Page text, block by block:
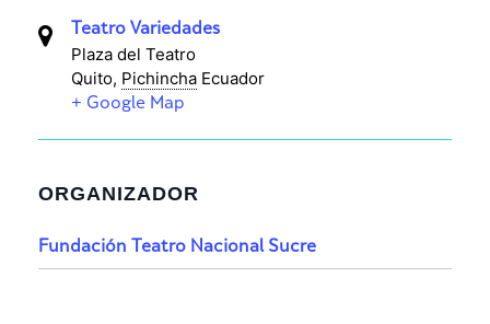
Teatro Variedades
Plaza del Teatro
Quito, Pichincha Ecuador
+ Google Map
ORGANIZADOR
Fundación Teatro Nacional Sucre